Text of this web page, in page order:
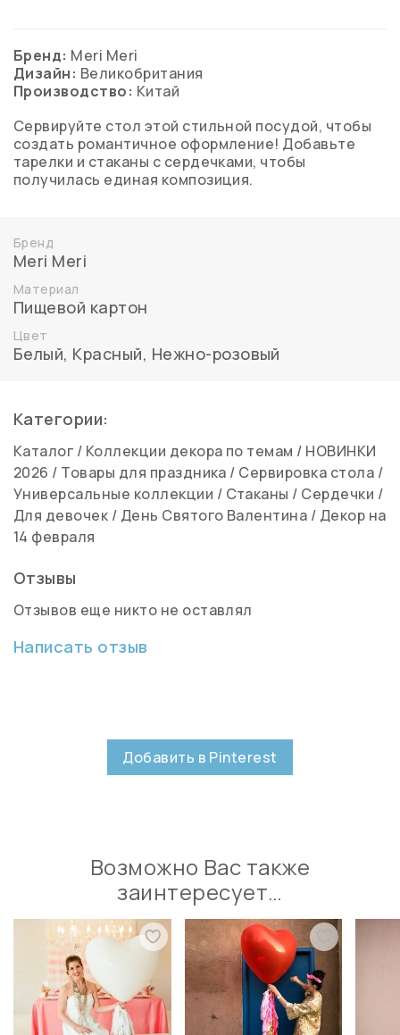
Бренд: Meri Meri
Дизайн: Великобритания
Производство: Китай
Сервируйте стол этой стильной посудой, чтобы
создать романтичное оформление! Добавьте
тарелки и стаканы с сердечками, чтобы
получилась единая композиция.
Бренд
Meri Meri
Материал
Пищевой картон
Цвет
Белый, Красный, Нежно-розовый
Категории:
Каталог / Коллекции декора по темам / НОВИНКИ
2026 / Товары для праздника / Сервировка стола /
Универсальные коллекции / Стаканы / Сердечки /
Для девочек / День Святого Валентина / Декор на
14 февраля
Отзывы
Отзывов еще никто не оставлял
Написать отзыв
Добавить в Pinterest
Возможно Вас также
заинтересует…